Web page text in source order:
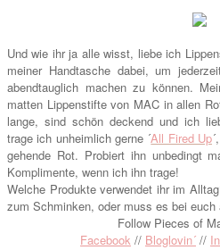
Und wie ihr ja alle wisst, liebe ich
meiner Handtasche dabei, um
abendtauglich machen zu können.
matten Lippenstifte von MAC in allen
lange, sind schön deckend und ich
trage ich unheimlich gerne ´All Fired Up
gehende Rot. Probiert ihn unbedingt
Komplimente, wenn ich ihn trage!
Welche Produkte verwendet ihr im
zum Schminken, oder muss es bei
Follow Pieces of
Facebook // Bloglovin´ //